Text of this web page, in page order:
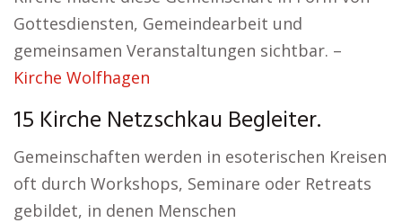
Gottesdiensten, Gemeindearbeit und
gemeinsamen Veranstaltungen sichtbar. –
Kirche Wolfhagen
15 Kirche Netzschkau Begleiter.
Gemeinschaften werden in esoterischen Kreisen
oft durch Workshops, Seminare oder Retreats
gebildet, in denen Menschen